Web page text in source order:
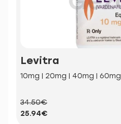
Levitra
10mg | 20mg | 40mg | 60mg
34.50€
25.94€